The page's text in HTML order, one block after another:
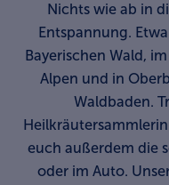
Nichts wie ab in
Entspannung.
Bayerischen Wald,
Alpen und in
Waldbaden.
euch außerdem die
oder im Auto.